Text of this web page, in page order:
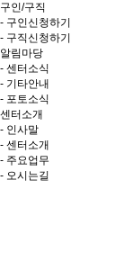
구인/구직
- 구인신청하기
- 구직신청하기
알림마당
- 센터소식
- 기타안내
- 포토소식
센터소개
- 인사말
- 센터소개
- 주요업무
- 오시는길